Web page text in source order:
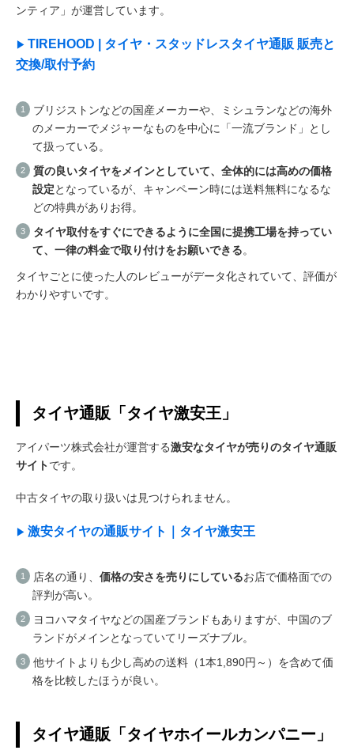
ンティア」が運営しています。
TIREHOOD | タイヤ・スタッドレスタイヤ通販 販売と
交換/取付予約
ブリジストンなどの国産メーカーや、ミシュランなどの海外
のメーカーでメジャーなものを中心に「一流ブランド」とし
て扱っている。
質の良いタイヤをメインとしていて、全体的には高めの価格
設定となっているが、キャンペーン時には送料無料になるな
どの特典がありお得。
タイヤ取付をすぐにできるように全国に提携工場を持ってい
て、一律の料金で取り付けをお願いできる。
タイヤごとに使った人のレビューがデータ化されていて、評価が
わかりやすいです。
タイヤ通販「タイヤ激安王」
アイパーツ株式会社が運営する激安なタイヤが売りのタイヤ通販
サイトです。
中古タイヤの取り扱いは見つけられません。
激安タイヤの通販サイト｜タイヤ激安王
店名の通り、 価格の安さを売りにしているお店で価格面での
評判が高い。
ヨコハマタイヤなどの国産ブランドもありますが、中国のブ
ランドがメインとなっていてリーズナブル。
他サイトよりも少し高めの送料（1本1,890円～）を含めて価
格を比較したほうが良い。
タイヤ通販「タイヤホイールカンパニー」